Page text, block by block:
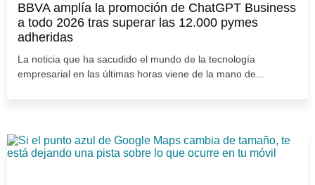
BBVA amplía la promoción de ChatGPT Business
a todo 2026 tras superar las 12.000 pymes
adheridas
La noticia que ha sacudido el mundo de la tecnología
empresarial en las últimas horas viene de la mano de...